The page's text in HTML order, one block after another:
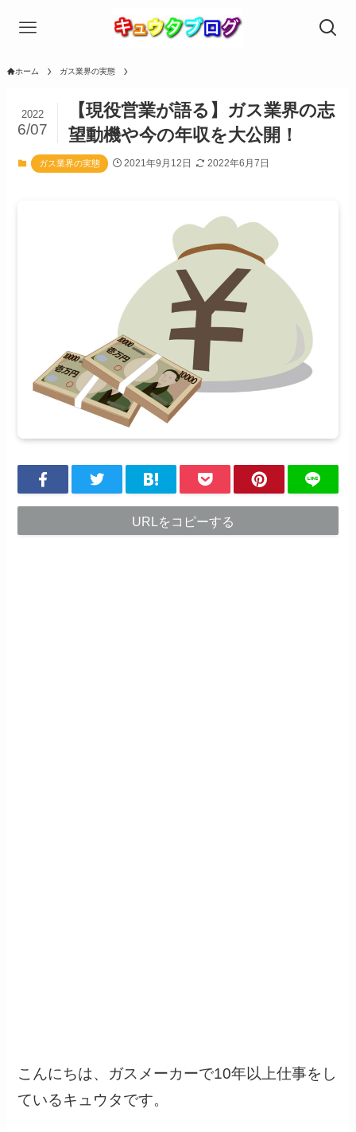
ホーム ガス業界の実態
【現役営業が語る】ガス業界の志
望動機や今の年収を大公開！
2022
6/07
ガス業界の実態 2021年9月12日 2022年6月7日
URLをコピーする
こんにちは、ガスメーカーで10年以上仕事をし
ているキュウタです。